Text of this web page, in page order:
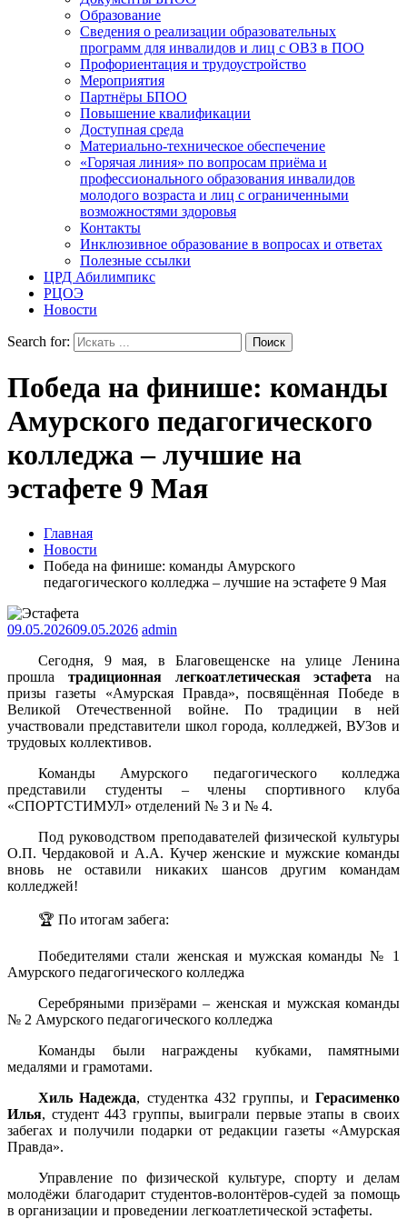
Образование
Сведения о реализации образовательных
программ для инвалидов и лиц с ОВЗ в ПОО
Профориентация и трудоустройство
Мероприятия
Партнёры БПОО
Повышение квалификации
Доступная среда
Материально-техническое обеспечение
«Горячая линия» по вопросам приёма и
профессионального образования инвалидов
молодого возраста и лиц с ограниченными
возможностями здоровья
Контакты
Инклюзивное образование в вопросах и ответах
Полезные ссылки
ЦРД Абилимпикс
РЦОЭ
Новости
Search for:
Победа на финише: команды
Амурского педагогического
колледжа – лучшие на
эстафете 9 Мая
Главная
Новости
Победа на финише: команды Амурского
педагогического колледжа – лучшие на эстафете 9 Мая
09.05.202609.05.2026 admin
Сегодня, 9 мая, в Благовещенске на улице Ленина
прошла традиционная легкоатлетическая эстафета на
призы газеты «Амурская Правда», посвящённая Победе в
Великой Отечественной войне. По традиции в ней
участвовали представители школ города, колледжей, ВУЗов и
трудовых коллективов.
Команды Амурского педагогического колледжа
представили студенты – члены спортивного клуба
«СПОРТСТИМУЛ» отделений № 3 и № 4.
Под руководством преподавателей физической культуры
О.П. Чердаковой и А.А. Кучер женские и мужские команды
вновь не оставили никаких шансов другим командам
колледжей!
🏆 По итогам забега:
Победителями стали женская и мужская команды № 1
Амурского педагогического колледжа
Серебряными призёрами – женская и мужская команды
№ 2 Амурского педагогического колледжа
Команды были награждены кубками, памятными
медалями и грамотами.
Хиль Надежда, студентка 432 группы, иГерасименко
Илья, студент 443 группы, выиграли первые этапы в своих
забегах и получили подарки от редакции газеты «Амурская
Правда».
Управление по физической культуре, спорту и делам
молодёжи благодарит студентов-волонтёров-судей за помощь
в организации и проведении легкоатлетической эстафеты.